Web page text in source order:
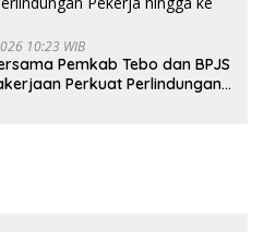
10:23 WIB
Pemkab Tebo dan BPJS
Perkuat Perlindungan